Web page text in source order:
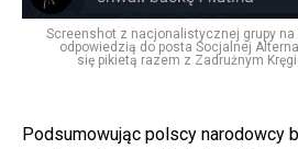
Screenshot z nacjonalistycznej grupy na
odpowiedzią do posta Socjalnej
się pikietą razem z Zadrużnym
Podsumowując polscy narodowcy